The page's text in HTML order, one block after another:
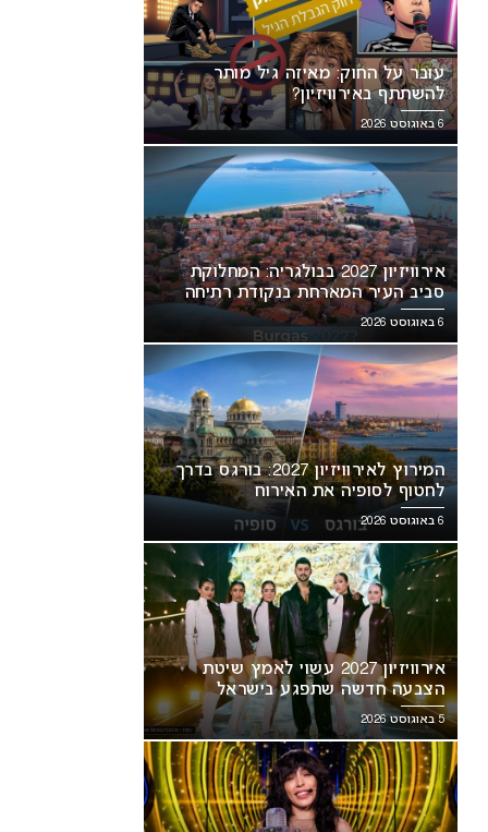
עובר על החוק: מאיזה גיל מותר
להשתתף באירוויזיון?
6 באוגוסט 2026
אירוויזיון 2027 בבולגריה: המחלוקת
סביב העיר המארחת בנקודת רתיחה
6 באוגוסט 2026
המירוץ לאירוויזיון 2027: בורגס בדרך
לחטוף לסופיה את האירוח
6 באוגוסט 2026
אירוויזיון 2027 עשוי לאמץ שיטת
הצבעה חדשה שתפגע בישראל
5 באוגוסט 2026